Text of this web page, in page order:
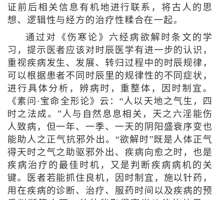
证前后相关信息有机地进行联系，将古人的思
想、逻辑性与经方的治疗性糅合在一起。
通过对《伤寒论》六经病欲解时条文的学
习，提示医者应该对时辰医学有进一步的认识，
重视疾病发生、发展、转归过程中的时辰规律，
可以根据患者不同时辰里的规律性的不同症状，
进行具体分析，辨病时，重整体，因时制宜。
《素问·宝命全形论》云：“人以天地之气生，四
时之法成。”人与自然息息相关，天之六淫能伤
人致病，但一年、一季、一天的阴阳盛衰序变也
能助人之正气抗邪外出。“欲解时”既是人体正气
得天时之气之助驱邪外出、疾病向愈之时，也是
疾病治疗的最佳时机，又是判断疾病病机的关
键。医者若能抓住良机，因时制宜，施以针药，
用在疾病的诊断、治疗、服药时间以及疾病的预